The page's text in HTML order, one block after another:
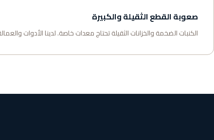
صعوبة القطع الثقيلة والكبيرة
الكنبات الضخمة والخزانات الثقيلة تحتاج معدات خاصة. لدينا الأدوات